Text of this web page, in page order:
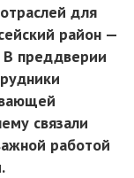
для
район —
преддверии
связали
работой